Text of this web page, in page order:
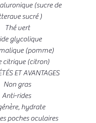
(sucre de
sucré )
Thé vert
glycolique
(pomme)
citrique (citron)
ET AVANTAGES
Non gras
Anti-rides
hydrate
poches oculaires